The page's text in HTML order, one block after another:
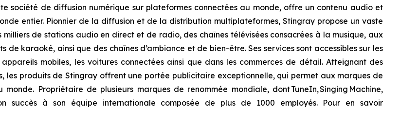
société de diffusion numérique sur plateformes connectées au monde, offre un contenu audio et
entier. Pionnier de la diffusion et de la distribution multiplateformes, Stingray propose un vaste
de stations audio en direct et de radio, des chaînes télévisées consacrées à la musique, aux
karaoké, ainsi que des chaînes d’ambiance et de bien-être. Ses services sont accessibles sur les
mobiles, les voitures connectées ainsi que dans les commerces de détail. Atteignant des
les produits de Stingray offrent une portée publicitaire exceptionnelle, qui permet aux marques de
Propriétaire de plusieurs marques de renommée mondiale, dont TuneIn, Singing Machine,
succès à son équipe internationale composée de plus de 1000 employés. Pour en savoir